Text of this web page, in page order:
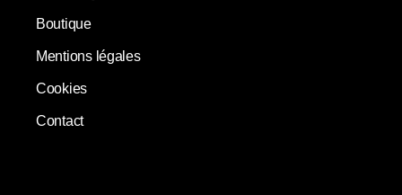
Boutique
Mentions légales
Cookies
Contact